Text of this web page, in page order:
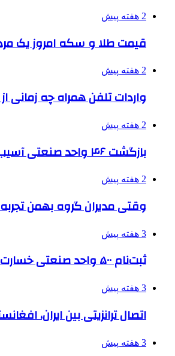
2 هفته پیش
قیمت طلا و سکه امروز یک مرداد؛ سکه در
2 هفته پیش
واردات تلفن همراه چه
2 هفته پیش
بازگشت ۴۶ واحد صنعتی آسیب‌دیده دو جنگ اخیر البرز به چرخه تولید
2 هفته پیش
وقتی مدیران گروه بهمن
3 هفته پیش
ثبت‌نام ۵۰۰ واحد صنعتی خسارت‌دیده جنگ برای دریافت تسهیلات
3 هفته پیش
اتصال ترانزیتی بین ایران،
3 هفته پیش